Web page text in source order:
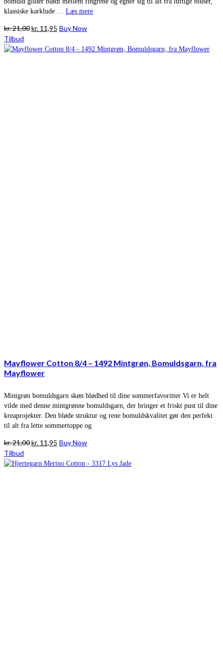
klassiske karklude … Læs mere
kr.21,00Den
pris
kr. 11,95 Den
pris
Buy Now
Tilbud
Mayflower Cotton 8/4 – 1492 Mintgrøn, Bomuldsgarn, fra
Mayflower
Mintgrøn bomuldsgarn skøn blødhed til dine sommerfavoritter Vi er helt
vilde med denne mintgrønne bomuldsgarn, der bringer et friskt pust til dine
kreaprojekter. Den bløde struktur og rene bomuldskvalitet gør den perfekt
til alt fra lette sommertoppe og
kr.21,00Den
pris
kr. 11,95 Den
pris
Buy Now
Tilbud